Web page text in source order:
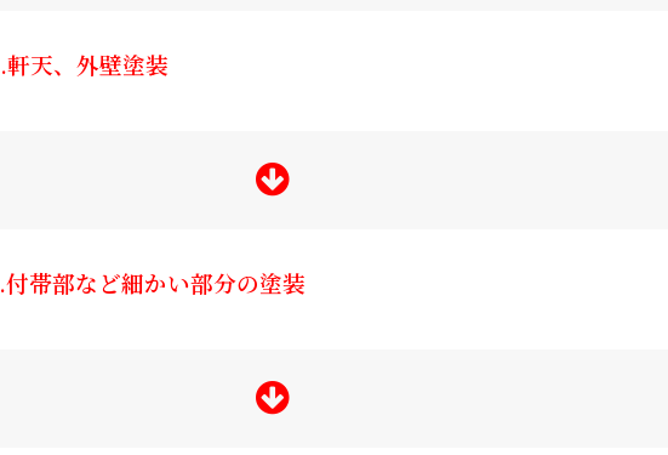
軒天、外壁塗装
付帯部など細かい部分の塗装